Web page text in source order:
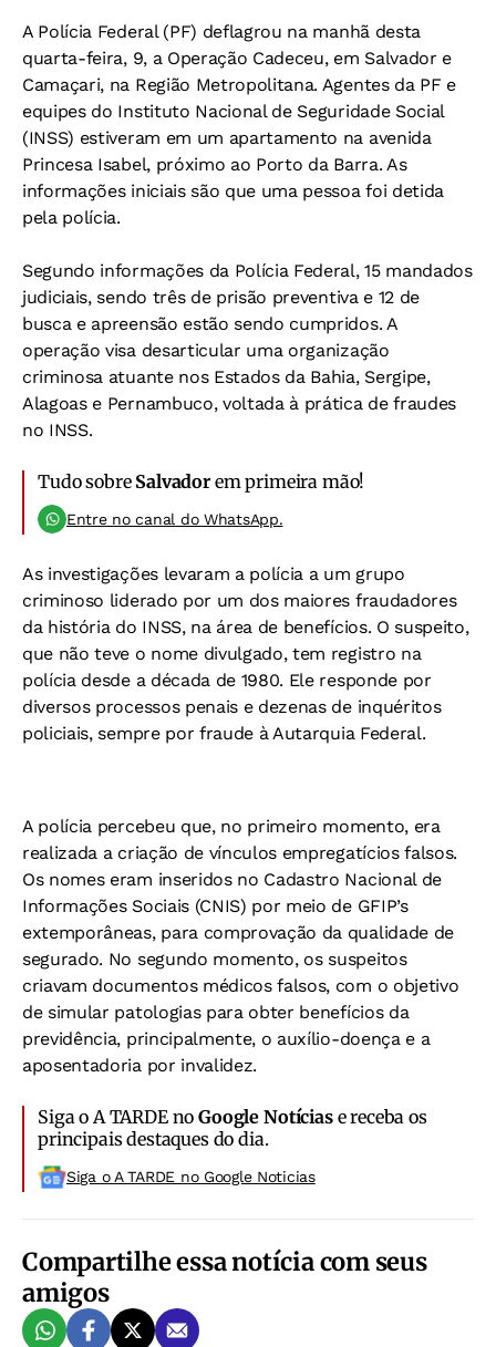
A Polícia Federal (PF) deflagrou na manhã desta
quarta-feira, 9, a Operação Cadeceu, em Salvador e
Camaçari, na Região Metropolitana. Agentes da PF e
equipes do Instituto Nacional de Seguridade Social
(INSS) estiveram em um apartamento na avenida
Princesa Isabel, próximo ao Porto da Barra. As
informações iniciais são que uma pessoa foi detida
pela polícia.
Segundo informações da Polícia Federal, 15 mandados
judiciais, sendo três de prisão preventiva e 12 de
busca e apreensão estão sendo cumpridos. A
operação visa desarticular uma organização
criminosa atuante nos Estados da Bahia, Sergipe,
Alagoas e Pernambuco, voltada à prática de fraudes
no INSS.
Tudo sobre Salvadorem primeira mão!
Entre no canal do WhatsApp.
As investigações levaram a polícia a um grupo
criminoso liderado por um dos maiores fraudadores
da história do INSS, na área de benefícios. O suspeito,
que não teve o nome divulgado, tem registro na
polícia desde a década de 1980. Ele responde por
diversos processos penais e dezenas de inquéritos
policiais, sempre por fraude à Autarquia Federal.
A polícia percebeu que, no primeiro momento, era
realizada a criação de vínculos empregatícios falsos.
Os nomes eram inseridos no Cadastro Nacional de
Informações Sociais (CNIS) por meio de GFIP’s
extemporâneas, para comprovação da qualidade de
segurado. No segundo momento, os suspeitos
criavam documentos médicos falsos, com o objetivo
de simular patologias para obter benefícios da
previdência, principalmente, o auxílio-doença e a
aposentadoria por invalidez.
Siga o A TARDE noGoogle Notíciase receba os
principais destaques do dia.
Siga o A TARDE no Google Noticias
Compartilhe essa notícia com seus
amigos